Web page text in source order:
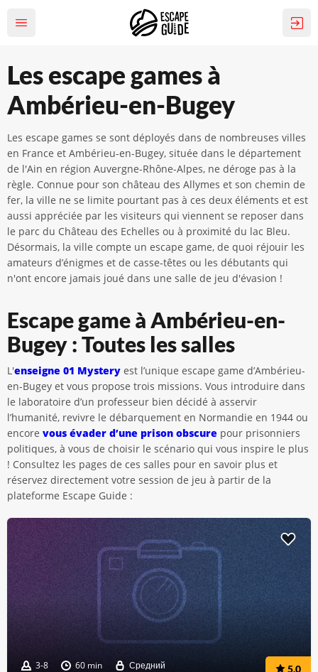
Les escape games à
Ambérieu-en-Bugey
Les escape games se sont déployés dans de nombreuses villes
en France et Ambérieu-en-Bugey, située dans le département
de l'Ain en région Auvergne-Rhône-Alpes, ne déroge pas à la
règle. Connue pour son château des Allymes et son chemin de
fer, la ville ne se limite pourtant pas à ces deux éléments et est
aussi appréciée par les visiteurs qui viennent se reposer dans
le parc du Château des Echelles ou à proximité du lac Bleu.
Désormais, la ville compte un escape game, de quoi réjouir les
amateurs d’énigmes et de casse-têtes ou les débutants qui
n'ont encore jamais joué dans une salle de jeu d'évasion !
Escape game à Ambérieu-en-
Bugey : Toutes les salles
L'enseigne 01 Mystery est l’unique escape game d’Ambérieu-
en-Bugey et vous propose trois missions. Vous introduire dans
le laboratoire d’un professeur bien décidé à asservir
l’humanité, revivre le débarquement en Normandie en 1944 ou
encore vous évader d’une prison obscure pour prisonniers
politiques, à vous de choisir le scénario qui vous inspire le plus
! Consultez les pages de ces salles pour en savoir plus et
réservez directement votre session de jeu à partir de la
plateforme Escape Guide :
3-8 60 min Средний 5.0